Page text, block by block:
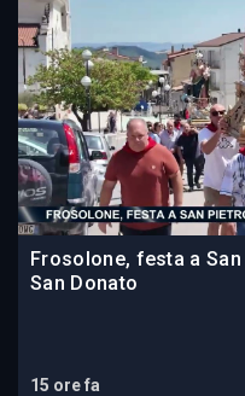
Frosolone, festa a
San Donato
15 ore fa